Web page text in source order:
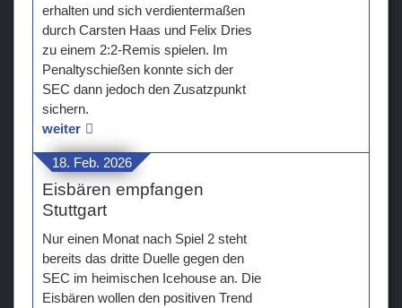
erhalten und sich verdientermaßen
durch Carsten Haas und Felix Dries
zu einem 2:2-Remis spielen. Im
Penaltyschießen konnte sich der
SEC dann jedoch den Zusatzpunkt
sichern.
weiter
18. Feb. 2026
Eisbären empfangen
Stuttgart
Nur einen Monat nach Spiel 2 steht
bereits das dritte Duelle gegen den
SEC im heimischen Icehouse an. Die
Eisbären wollen den positiven Trend